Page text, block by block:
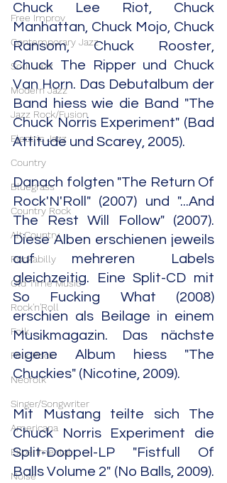
Free Improv
Contemporary Jazz
Soul Jazz
Modern Jazz
Jazz Rock/Fusion
Electric Jazz
Country
Bluegrass
Country Rock
Alt.Country
Rockabilly
Old Time Music
Rock'n'Roll
Folk
Folk Rock
Neofolk
Singer/Songwriter
Americana
Experimental
Noise
Chuck Lee Riot, Chuck
Manhattan, Chuck Mojo, Chuck
Ransom, Chuck Rooster,
Chuck The Ripper und Chuck
Van Horn. Das Debutalbum der
Band hiess wie die Band "The
Chuck Norris Experiment" (Bad
Attitude und Scarey, 2005).
Danach folgten "The Return Of
Rock'N'Roll" (2007) und "...And
The Rest Will Follow" (2007).
Diese Alben erschienen jeweils
auf mehreren Labels
gleichzeitig. Eine Split-CD mit
So Fucking What (2008)
erschien als Beilage in einem
Musikmagazin. Das nächste
eigene Album hiess "The
Chuckies" (Nicotine, 2009).
Mit Mustang teilte sich The
Chuck Norris Experiment die
Split-Doppel-LP "Fistfull Of
Balls Volume 2" (No Balls, 2009).